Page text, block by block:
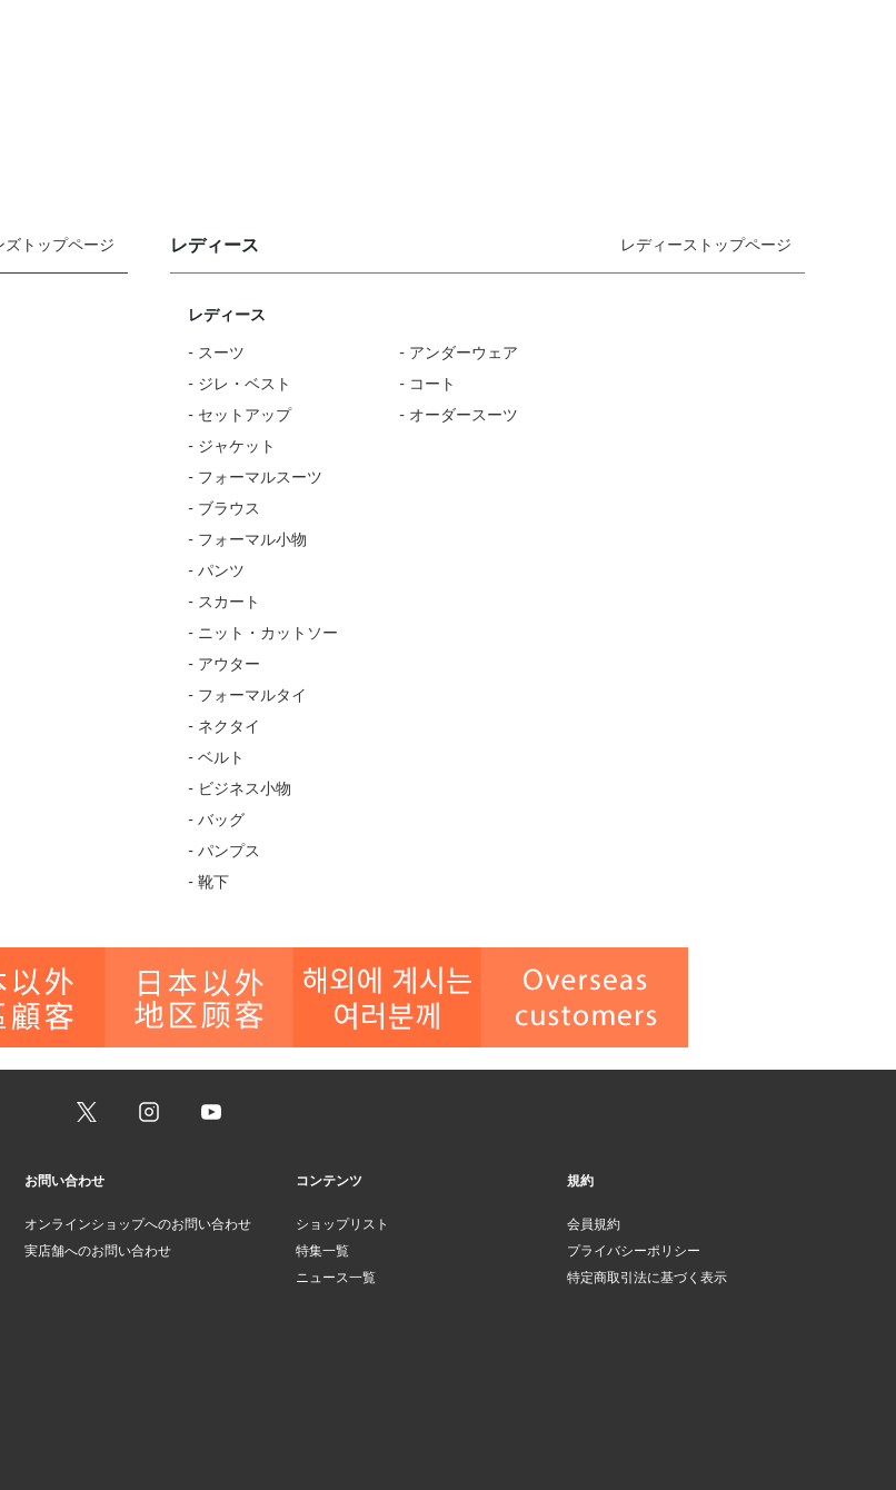
ズトップページ レディース レディーストップページ
レディース
- スーツ
- ジレ・ベスト
- セットアップ
- ジャケット
- フォーマルスーツ
- ブラウス
- フォーマル小物
- パンツ
- スカート
- ニット・カットソー
- アウター
- フォーマルタイ
- ネクタイ
- ベルト
- ビジネス小物
- バッグ
- パンプス
- 靴下
- アンダーウェア
- コート
- オーダースーツ
お問い合わせ
オンラインショップへのお問い合わせ
実店舗へのお問い合わせ
コンテンツ
ショップリスト
特集一覧
ニュース一覧
規約
会員規約
プライバシーポリシー
特定商取引法に基づく表示